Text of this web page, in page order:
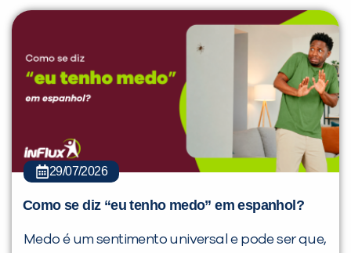
29/07/2026
Como se diz “eu tenho medo” em espanhol?
Medo é um sentimento universal e pode ser que,